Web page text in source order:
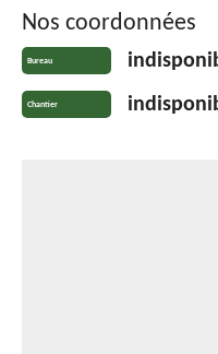
Nos coordonnées
Bureau
Chantier